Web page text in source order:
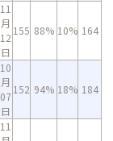
11
月
12
日
155 88% 10% 164
10
月
07
日
152 94% 18% 184
11